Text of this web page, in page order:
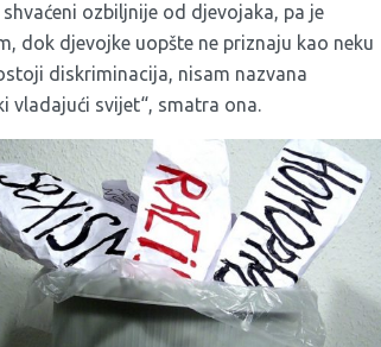
ozbiljnije od djevojaka, pa je
dok djevojke uopšte ne priznaju kao neku
diskriminacija, nisam nazvana
vladajući svijet“, smatra ona.